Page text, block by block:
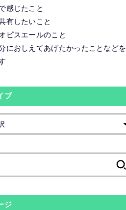
感じたこと
有したいこと
ピスエールのこと
におしえてあげたかったことなどを
ブ
ジ